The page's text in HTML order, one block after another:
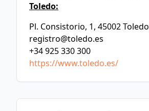
Toledo:
Pl. Consistorio, 1, 45002 Toledo
registro@toledo.es
+34 925 330 300
https://www.toledo.es/